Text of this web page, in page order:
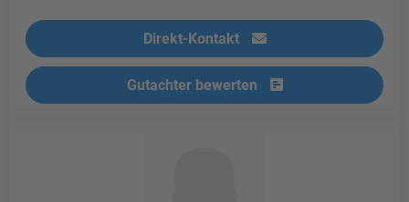
Direkt-Kontakt
Gutachter bewerten